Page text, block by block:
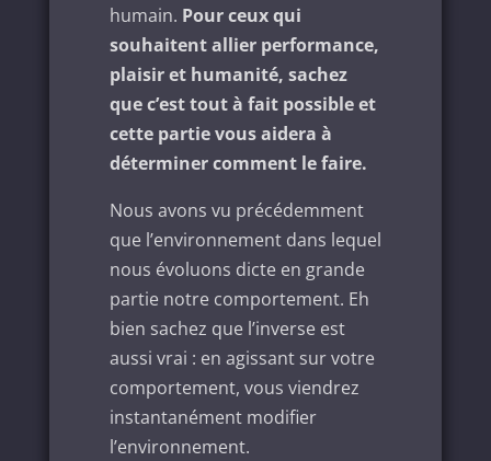
humain. Pour ceux qui
souhaitent allier performance,
plaisir et humanité, sachez
que c’est tout à fait possible et
cette partie vous aidera à
déterminer comment le faire.
Nous avons vu précédemment
que l’environnement dans lequel
nous évoluons dicte en grande
partie notre comportement. Eh
bien sachez que l’inverse est
aussi vrai : en agissant sur votre
comportement, vous viendrez
instantanément modifier
l’environnement.